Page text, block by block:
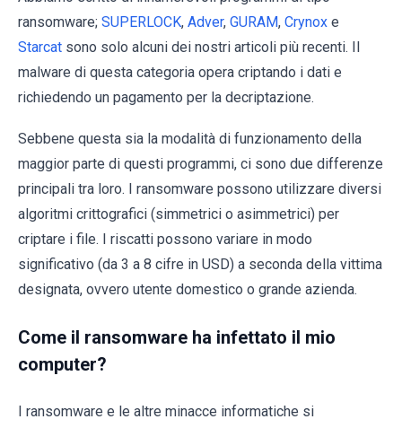
ransomware; SUPERLOCK, Adver, GURAM, Crynox e
Starcat sono solo alcuni dei nostri articoli più recenti. Il
malware di questa categoria opera criptando i dati e
richiedendo un pagamento per la decriptazione.
Sebbene questa sia la modalità di funzionamento della
maggior parte di questi programmi, ci sono due differenze
principali tra loro. I ransomware possono utilizzare diversi
algoritmi crittografici (simmetrici o asimmetrici) per
criptare i file. I riscatti possono variare in modo
significativo (da 3 a 8 cifre in USD) a seconda della vittima
designata, ovvero utente domestico o grande azienda.
Come il ransomware ha infettato il mio
computer?
I ransomware e le altre minacce informatiche si